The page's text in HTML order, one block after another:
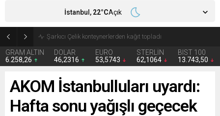
İran 2 ülkeyi birden vurdu
GRAM ALTIN
6.258,26
DOLAR
46,2316
EURO
53,5743
STERLİN
62,1064
BIST 100
13.743,50
İstanbul, 22°CAçık
AKOM İstanbulluları uyardı:
Hafta sonu yağışlı geçecek